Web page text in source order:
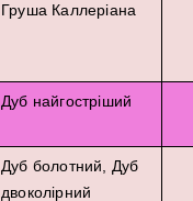
Груша Каллеріана
Дуб найгостріший
Дуб болотний, Дуб
двоколірний